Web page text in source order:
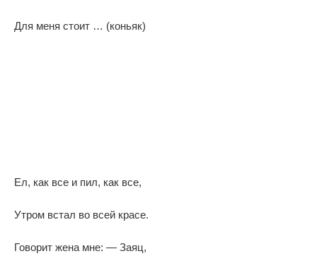
Для меня стоит … (коньяк)
Ел, как все и пил, как все,
Утром встал во всей красе.
Говорит жена мне: — Заяц,